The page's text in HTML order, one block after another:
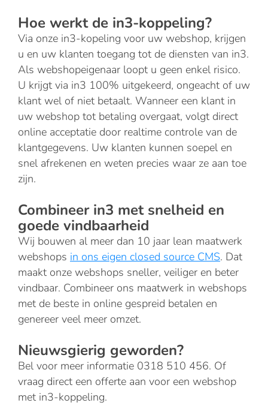
Hoe werkt de in3-koppeling?
Via onze in3-kopeling voor uw webshop, krijgen
u en uw klanten toegang tot de diensten van in3.
Als webshopeigenaar loopt u geen enkel risico.
U krijgt via in3 100% uitgekeerd, ongeacht of uw
klant wel of niet betaalt. Wanneer een klant in
uw webshop tot betaling overgaat, volgt direct
online acceptatie door realtime controle van de
klantgegevens. Uw klanten kunnen soepel en
snel afrekenen en weten precies waar ze aan toe
zijn.
Combineer in3 met snelheid en
goede vindbaarheid
Wij bouwen al meer dan 10 jaar lean maatwerk
webshops in ons eigen closed source CMS. Dat
maakt onze webshops sneller, veiliger en beter
vindbaar. Combineer ons maatwerk in webshops
met de beste in online gespreid betalen en
genereer veel meer omzet.
Nieuwsgierig geworden?
Bel voor meer informatie 0318 510 456. Of
vraag direct een offerte aan voor een webshop
met in3-koppeling.